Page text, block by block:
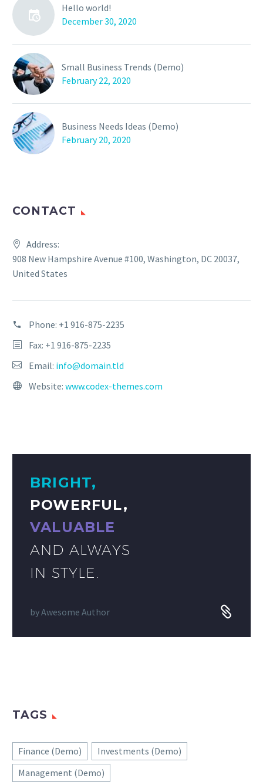
Hello world!
December 30, 2020
Small Business Trends (Demo)
February 22, 2020
Business Needs Ideas (Demo)
February 20, 2020
CONTACT
Address:
908 New Hampshire Avenue #100, Washington, DC 20037,
United States
Phone: +1 916-875-2235
Fax: +1 916-875-2235
Email: info@domain.tld
Website: www.codex-themes.com
BRIGHT,
POWERFUL,
VALUABLE
AND ALWAYS
IN STYLE.
byAwesome Author
TAGS
Finance (Demo)
Investments (Demo)
Management (Demo)